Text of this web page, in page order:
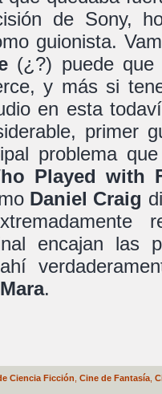
de Sony,
guionista.
(¿?) puede
y más si
en esta
primer
problema
Played with
Daniel Craig
encajan las
.
Ciencia Ficción Cine de Fantasía,